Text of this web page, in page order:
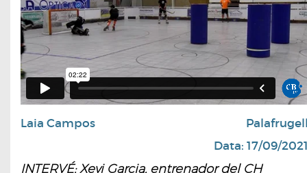
Laia Campos
Data: 17/09/
INTERVÉ: Xevi Garcia, entrenador del CH